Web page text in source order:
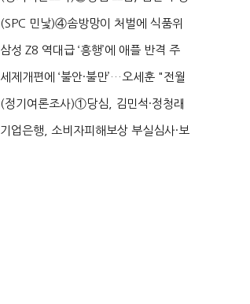
청래 '초접전'...
(SPC 민낯)④솜방망이 처벌에 식품위
생법 위반 반복...
삼성 Z8 역대급 ‘흥행’에 애플 반격 주
목…9월 ‘폴...
세제개편에 ‘불안·불만’…오세훈 "전월
세 구하기 더 ...
(정기여론조사)①당심, 김민석·정청래
'초접전'…대통령 ...
기업은행, 소비자피해보상 부실심사·보